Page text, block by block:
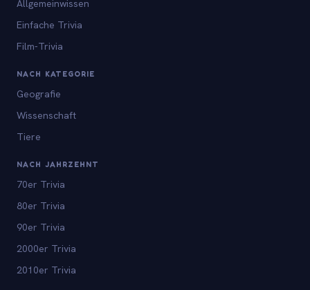
Allgemeinwissen
Einfache Trivia
Film-Trivia
NACH KATEGORIE
Geografie
Wissenschaft
Tiere
NACH JAHRZEHNT
70er Trivia
80er Trivia
90er Trivia
2000er Trivia
2010er Trivia